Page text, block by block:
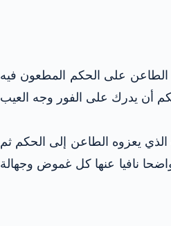
الطاعن على الحكم المطعون فيه
أن يدرك على الفور وجه العيب
يعزوه الطاعن إلى الحكم ثم
نافيا عنها كل غموض وجهالة